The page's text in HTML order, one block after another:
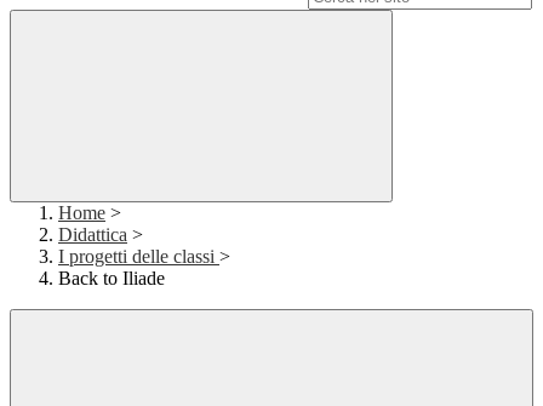
Home >
Didattica >
I progetti delle classi >
Back to Iliade